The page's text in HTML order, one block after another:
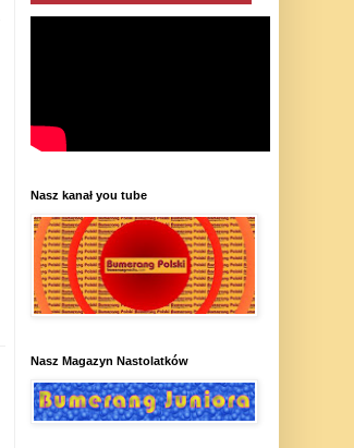
Nasz kanał you tube
Nasz Magazyn Nastolatków